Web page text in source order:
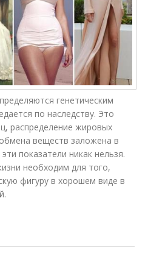
генетическим
по наследству. Это
распределение жировых
веществ заложена в
показатели никак нельзя.
необходим для того,
фигуру в хорошем виде в